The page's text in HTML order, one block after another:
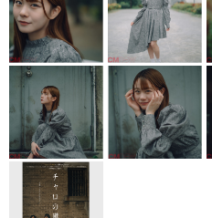
b
o
o
k
st